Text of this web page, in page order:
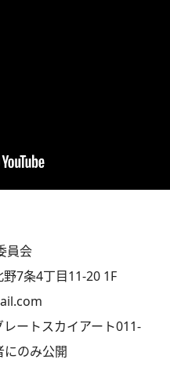
員会
野7条4丁目11-20 1F
レートスカイアート011-
のみ公開